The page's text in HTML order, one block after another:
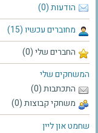
הודעות (0)
מחוברים עכשיו (15)
החברים שלי (0)
המשחקים שלי
התכתבות (0)
משחקי קבוצות (0)
שחמט און ליין